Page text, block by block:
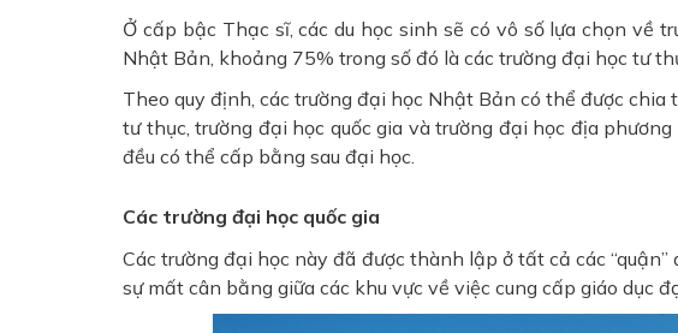
Ở cấp bậc Thạc sĩ, các du học sinh sẽ có vô số lựa chọn về
Nhật Bản, khoảng 75% trong số đó là các trường đại học tư
Theo quy định, các trường đại học Nhật Bản có thể được
tư thục, trường đại học quốc gia và trường đại học địa
đều có thể cấp bằng sau đại học.
Các trường đại học quốc gia
Các trường đại học này đã được thành lập ở tất cả các
sự mất cân bằng giữa các khu vực về việc cung cấp giáo dục